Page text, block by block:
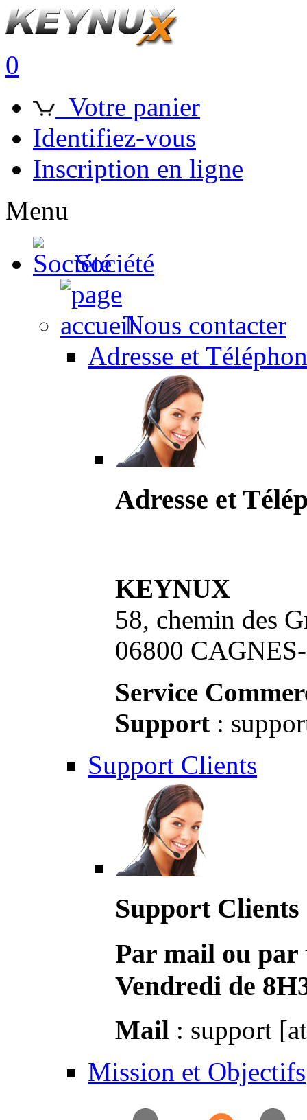
0
Votre panier
Identifiez-vous
Inscription en ligne
Menu
Société
Nous contacter
Adresse et
Adresse et
KEYNUX
58, chemin des
06800
Service
Support :
Support Clients
Support Clients
Par mail ou par
Vendredi de
Mail : support
Mission et Objectifs